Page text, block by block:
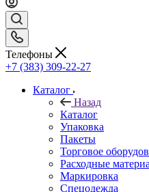
Телефоны
+7 (383) 309-22-27
Каталог
Назад
Каталог
Упаковка
Пакеты
Торговое
Расходные
Маркировка
Спецодежда